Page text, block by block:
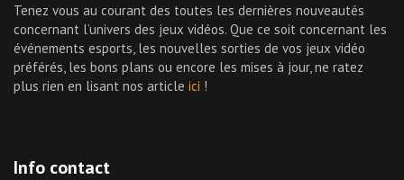
Tenez vous au courant des toutes les dernières nouveautés
concernant l’univers des jeux vidéos. Que ce soit concernant les
événements esports, les nouvelles sorties de vos jeux vidéo
préférés, les bons plans ou encore les mises à jour, ne ratez
plus rien en lisant nos article ici !
Info contact